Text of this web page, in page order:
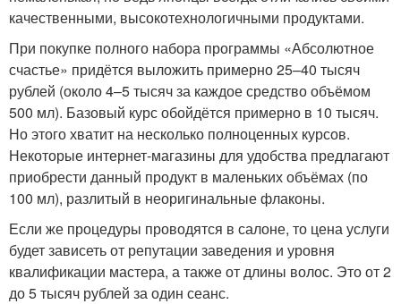
качественными, высокотехнологичными продуктами.
При покупке полного набора программы «Абсолютное
счастье» придётся выложить примерно 25–40 тысяч
рублей (около 4–5 тысяч за каждое средство объёмом
500 мл). Базовый курс обойдётся примерно в 10 тысяч.
Но этого хватит на несколько полноценных курсов.
Некоторые интернет-магазины для удобства предлагают
приобрести данный продукт в маленьких объёмах (по
100 мл), разлитый в неоригинальные флаконы.
Если же процедуры проводятся в салоне, то цена услуги
будет зависеть от репутации заведения и уровня
квалификации мастера, а также от длины волос. Это от 2
до 5 тысяч рублей за один сеанс.